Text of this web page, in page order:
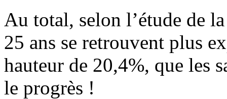
Au total, selon l’étude de
25 ans se retrouvent plus
hauteur de 20,4%, que les
le progrès !